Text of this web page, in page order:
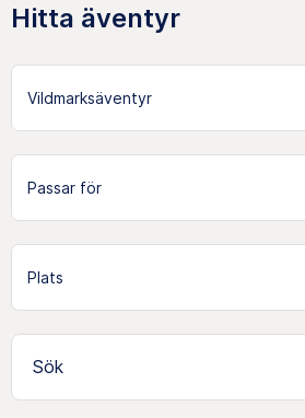
Hitta äventyr
Vildmarksäventyr
Sök